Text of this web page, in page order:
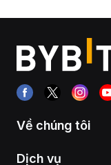
Về chúng tôi
Dịch vụ